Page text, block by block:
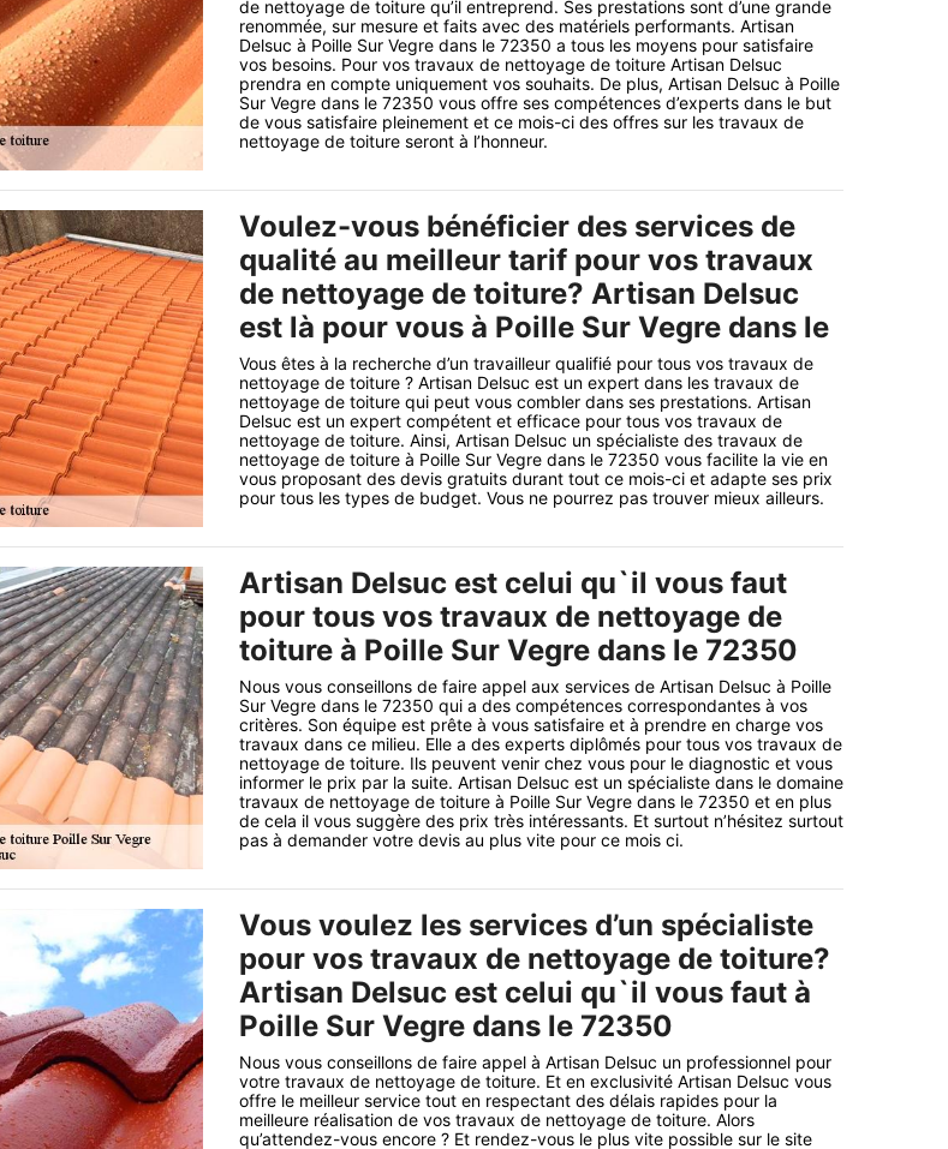
de nettoyage de toiture qu’il entreprend. Ses prestations sont d’une grande
renommée, sur mesure et faits avec des matériels performants. Artisan
Delsuc à Poille Sur Vegre dans le 72350 a tous les moyens pour satisfaire
vos besoins. Pour vos travaux de nettoyage de toiture Artisan Delsuc
prendra en compte uniquement vos souhaits. De plus, Artisan Delsuc à Poille
Sur Vegre dans le 72350 vous offre ses compétences d’experts dans le but
de vous satisfaire pleinement et ce mois-ci des offres sur les travaux de
nettoyage de toiture seront à l’honneur.
Voulez-vous bénéficier des services de
qualité au meilleur tarif pour vos travaux
de nettoyage de toiture? Artisan Delsuc
est là pour vous à Poille Sur Vegre dans le
Vous êtes à la recherche d’un travailleur qualifié pour tous vos travaux de
nettoyage de toiture ? Artisan Delsuc est un expert dans les travaux de
nettoyage de toiture qui peut vous combler dans ses prestations. Artisan
Delsuc est un expert compétent et efficace pour tous vos travaux de
nettoyage de toiture. Ainsi, Artisan Delsuc un spécialiste des travaux de
nettoyage de toiture à Poille Sur Vegre dans le 72350 vous facilite la vie en
vous proposant des devis gratuits durant tout ce mois-ci et adapte ses prix
pour tous les types de budget. Vous ne pourrez pas trouver mieux ailleurs.
Artisan Delsuc est celui qu`il vous faut
pour tous vos travaux de nettoyage de
toiture à Poille Sur Vegre dans le 72350
Nous vous conseillons de faire appel aux services de Artisan Delsuc à Poille
Sur Vegre dans le 72350 qui a des compétences correspondantes à vos
critères. Son équipe est prête à vous satisfaire et à prendre en charge vos
travaux dans ce milieu. Elle a des experts diplômés pour tous vos travaux de
nettoyage de toiture. Ils peuvent venir chez vous pour le diagnostic et vous
informer le prix par la suite. Artisan Delsuc est un spécialiste dans le domaine
travaux de nettoyage de toiture à Poille Sur Vegre dans le 72350 et en plus
de cela il vous suggère des prix très intéressants. Et surtout n’hésitez surtout
pas à demander votre devis au plus vite pour ce mois ci.
Vous voulez les services d’un spécialiste
pour vos travaux de nettoyage de toiture?
Artisan Delsuc est celui qu`il vous faut à
Poille Sur Vegre dans le 72350
Nous vous conseillons de faire appel à Artisan Delsuc un professionnel pour
votre travaux de nettoyage de toiture. Et en exclusivité Artisan Delsuc vous
offre le meilleur service tout en respectant des délais rapides pour la
meilleure réalisation de vos travaux de nettoyage de toiture. Alors
qu’attendez-vous encore ? Et rendez-vous le plus vite possible sur le site